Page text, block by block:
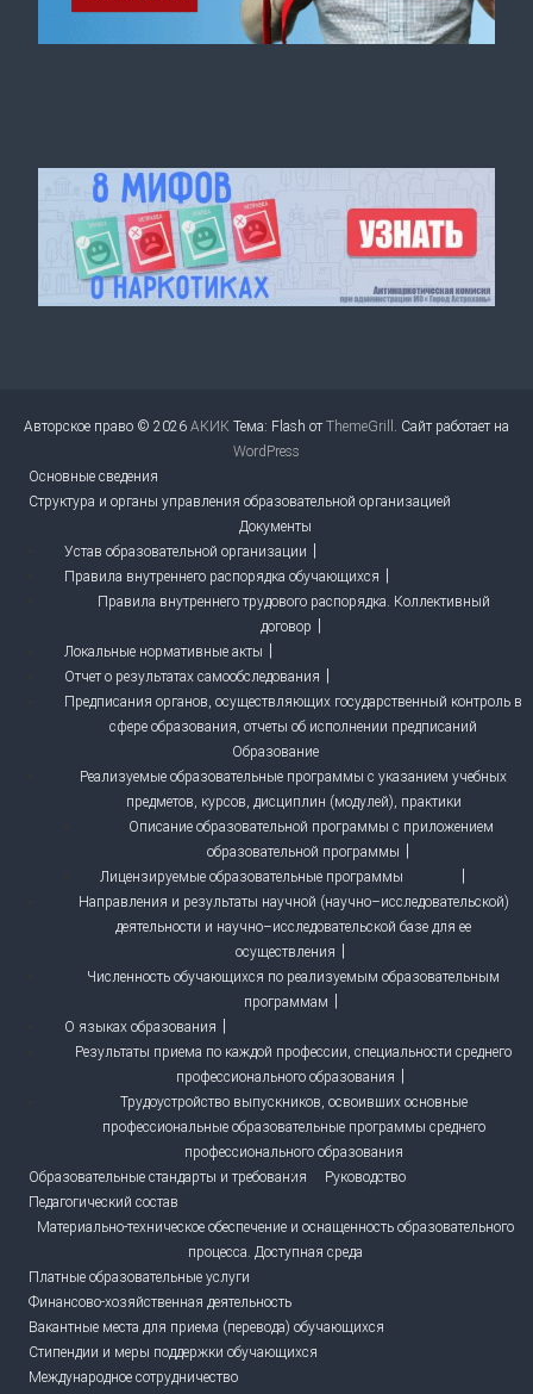
Авторское право © 2026 АКИК Тема: Flash отThemeGrill . Сайт работает на
WordPress
Основные сведения
Структура и органы управления образовательной организацией
Документы
Устав образовательной организации
Правила внутреннего распорядка обучающихся
Правила внутреннего трудового распорядка. Коллективный
договор
Локальные нормативные акты
Отчет о результатах самообследования
Предписания органов, осуществляющих государственный контроль в
сфере образования, отчеты об исполнении предписаний
Образование
Реализуемые образовательные программы с указанием учебных
предметов, курсов, дисциплин (модулей), практики
Описание образовательной программы с приложением
образовательной программы
Лицензируемые образовательные программы
Направления и результаты научной (научно–исследовательской)
деятельности и научно–исследовательской базе для ее
осуществления
Численность обучающихся по реализуемым образовательным
программам
О языках образования
Результаты приема по каждой профессии, специальности среднего
профессионального образования
Трудоустройство выпускников, освоивших основные
профессиональные образовательные программы среднего
профессионального образования
Образовательные стандарты и требования
Руководство
Педагогический состав
Материально-техническое обеспечение и оснащенность образовательного
процесса. Доступная среда
Платные образовательные услуги
Финансово-хозяйственная деятельность
Вакантные места для приема (перевода) обучающихся
Стипендии и меры поддержки обучающихся
Международное сотрудничество